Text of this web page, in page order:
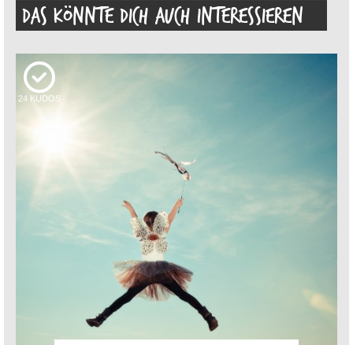
DAS KÖNNTE DICH AUCH INTERESSIEREN
24 KUDOS